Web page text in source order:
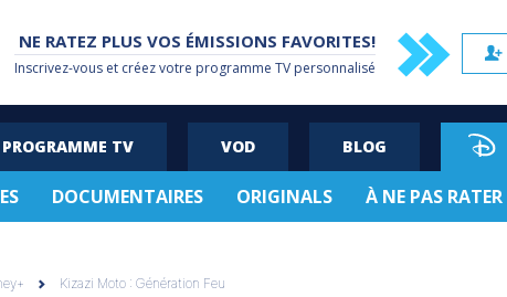
NE RATEZ PLUS VOS ÉMISSIONS FAVORITES!
Inscrivez-vous et créez votre programme TV personnalisé
TV VOD BLOG
DOCUMENTAIRES ORIGINALS À NE PAS RATER
Kizazi Moto : Génération Feu